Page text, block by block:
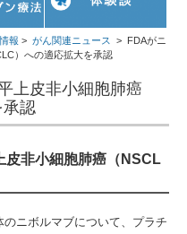
報 >がん関連ニュース > FDAがニ
）への適応拡大を承認
上皮非小細胞肺癌
承認
皮非小細胞肺癌（NSCL
ニボルマブについて、プラチ